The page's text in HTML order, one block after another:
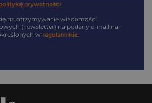
prywatności
na otrzymywanie wiadomości
(newsletter) na podany e-mail na
w regulaminie.